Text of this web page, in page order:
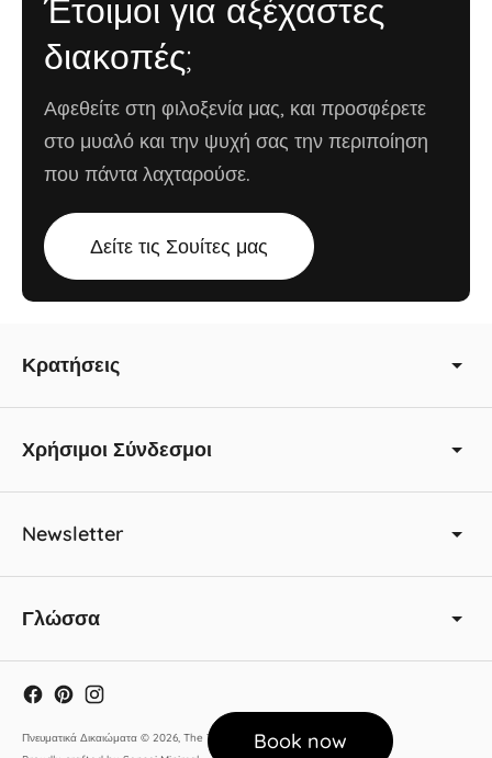
Έτοιμοι για αξέχαστες
διακοπές;
Αφεθείτε στη φιλοξενία μας, και προσφέρετε
στο μυαλό και την ψυχή σας την περιποίηση
που πάντα λαχταρούσε.
Δείτε τις Σουίτες μας
Book now
Κρατήσεις
Χρήσιμοι Σύνδεσμοι
Newsletter
Γλώσσα
Πνευματικά Δικαιώματα © 2026, The Thermia Suites.